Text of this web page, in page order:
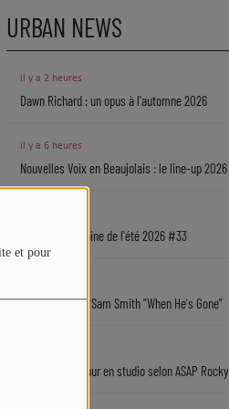
et pour
URBAN NEWS
il y a 2 heures
Dawn Richard : un opus à l'automne 2026
il y a 6 heures
Nouvelles Voix en Beaujolais : le line-up 2026
La playlist urbaine de l'été 2026 #33
Coup de cœur : Sam Smith "When He's Gone"
Rihanna de retour en studio selon ASAP Rocky